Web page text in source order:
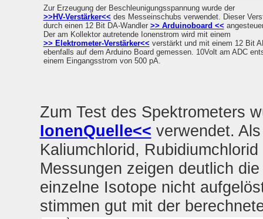
Zur Erzeugung der Beschleunigungsspannung wurde der
>>HV-Verstärker<< des Messeinschubs verwendet. Dieser
durch einen 12 Bit DA-Wandler >> Arduinoboard <<
Der am Kollektor autretende Ionenstrom wird mit einem
>> Elektrometer-Verstärker<< verstärkt und mit einem 12 Bit
ebenfalls auf dem Arduino Board gemessen. 10Volt am ADC
einem Eingangsstrom von 500 pA.
Zum Test des Spektrometers
IonenQuelle<< verwendet.
Kaliumchlorid,
Messungen zeigen deutlich
einzelne Isotope nicht
stimmen gut mit der